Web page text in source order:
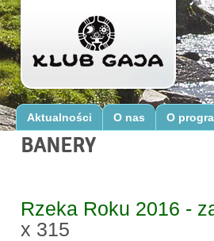
Aktualności O nas O
BANERY
Rzeka Roku 2016 -
x 315